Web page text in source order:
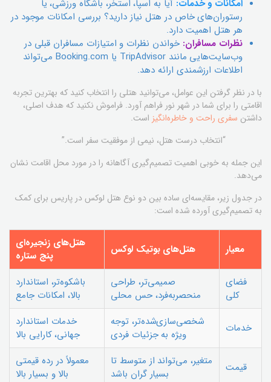
امکانات و خدمات: آیا به اسپا، استخر، باشگاه ورزشی، یا
رستوران‌های خاص در هتل نیاز دارید؟ بررسی امکانات موجود در
هر هتل اهمیت دارد.
نظرات مسافران: خواندن نظرات و امتیازات مسافران قبلی در
وب‌سایت‌هایی مانند TripAdvisor یا Booking.com می‌تواند
اطلاعات ارزشمندی ارائه دهد.
با در نظر گرفتن این عوامل، می‌توانید هتلی را انتخاب کنید که بهترین تجربه
اقامتی را برای شما در شهر نور فراهم آورد. فراموش نکنید که هدف اصلی،
داشتن سفری راحت و خاطره‌انگیز است.
“انتخاب درست هتل، نیمی از موفقیت سفر است.”
این جمله به خوبی اهمیت تصمیم‌گیری آگاهانه را در مورد محل اقامت نشان
می‌دهد.
در جدول زیر، مقایسه‌ای ساده بین دو نوع هتل لوکس در پاریس برای کمک
به تصمیم‌گیری آورده شده است:
معیار هتل‌های بوتیک لوکس
هتل‌های زنجیره‌ای
پنج ستاره
فضای
کلی
صمیمی‌تر، طراحی
منحصربه‌فرد، حس محلی
باشکوه‌تر، استاندارد
بالا، امکانات جامع
خدمات
شخصی‌سازی‌شده‌تر، توجه
ویژه به جزئیات فردی
خدمات استاندارد
جهانی، کارایی بالا
قیمت
متغیر، می‌تواند از متوسط تا
بسیار گران باشد
معمولاً در رده قیمتی
بالا و بسیار بالا